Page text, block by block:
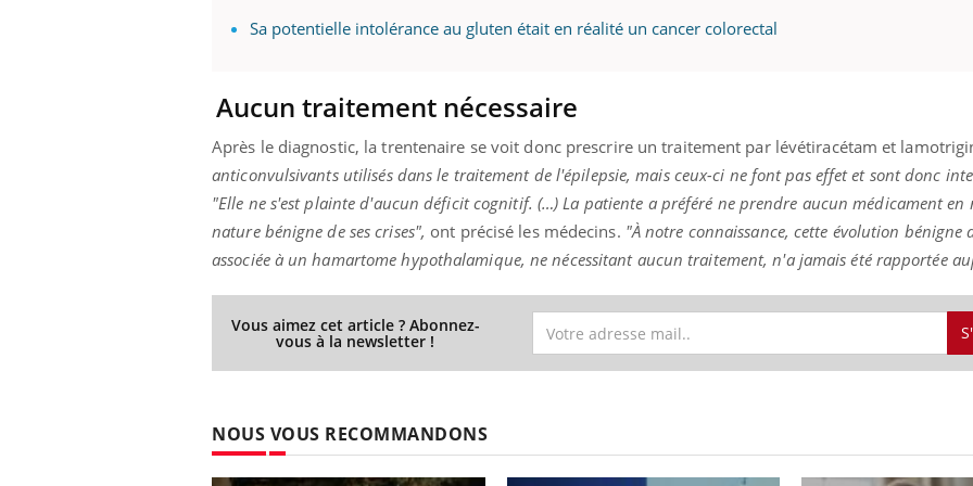
Sa potentielle intolérance au gluten était en réalité un cancer colorectal
Aucun traitement nécessaire
Après le diagnostic, la trentenaire se voit donc prescrire un traitement par lévétiracétam et
anticonvulsivants utilisés dans le traitement de l'épilepsie, mais ceux-ci ne font pas effet et sont donc
"Elle ne s'est plainte d'aucun déficit cognitif. (…) La patiente a préféré ne prendre aucun médicament en
nature bénigne de ses crises", ont précisé les médecins. "À notre connaissance, cette évolution bénigne
associée à un hamartome hypothalamique, ne nécessitant aucun traitement, n'a jamais été rapportée
Vous aimez cet article ? Abonnez-
vous à la newsletter !
NOUS VOUS RECOMMANDONS